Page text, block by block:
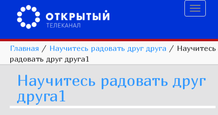
Главная / Научитесь радовать друг друга / Научитесь
радовать друг друга1
Научитесь радовать друг
друга1